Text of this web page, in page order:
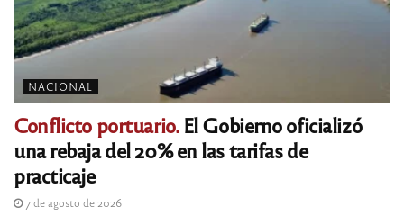
NACIONAL
Conflicto portuario.El Gobierno oficializó
una rebaja del 20% en las tarifas de
practicaje
7 de agosto de 2026